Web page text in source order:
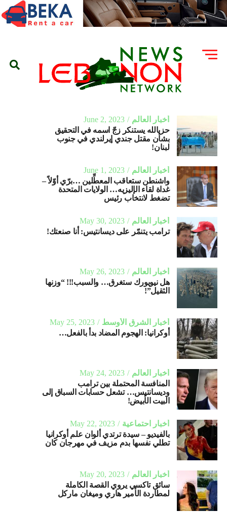
أخبار العالم
June 2, 2023
حزبالله يستنكر زجّ اسمه في التحقيق
بشأن مقتل جندي إيرلندي في جنوب
لبنان!
أخبار العالم
June 1, 2023
واشنطن ستعاقب المعطِّلين …برّي أوّلاً –
غداة لقاء الإليزيه… الولايات المتحدة
تضغط لانتخاب رئيس
أخبار العالم
May 30, 2023
ترامب يتنمّر على ديسانتيس: أنا صنعتك!
أخبار العالم
May 26, 2023
هل نيويورك ستغرق… والسبب!!! “وزنها
الثقيل”!
أخبار الشرق الأوسط
May 25, 2023
أوكرانيا: الهجوم المضاد بدأ بالفعل…
أخبار العالم
May 24, 2023
المنافسة المحتملة بين ترامب
وديسانتيس… تشعل حسابات السباق إلى
البيت الأبيض!
أخبار احتماعية
May 22, 2023
بالفيديو – سيدة ترتدي ألوان علم أوكرانيا
تطلي نفسها بدم مزيف في مهرجان كان
أخبار العالم
May 20, 2023
سائق تاكسي يروي القصة الكاملة
لمطاردة الأمير هاري وميغان ماركل